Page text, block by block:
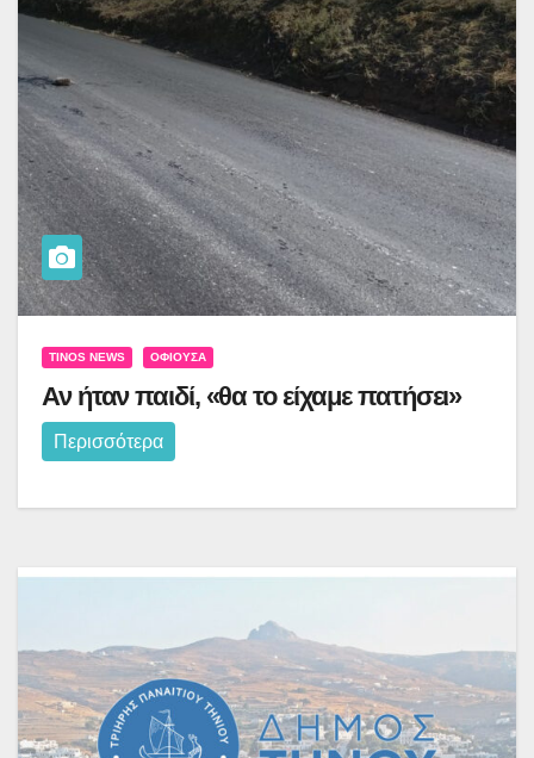
TINOS NEWS ΟΦΙΟΎΣΑ
Αν ήταν παιδί, «θα το είχαμε πατήσει»
Περισσότερα